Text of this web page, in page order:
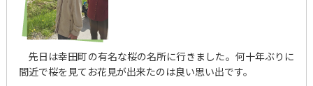
先日は幸田町の有名な桜の名所に行きました。何十年ぶりに
間近で桜を見てお花見が出来たのは良い思い出です。